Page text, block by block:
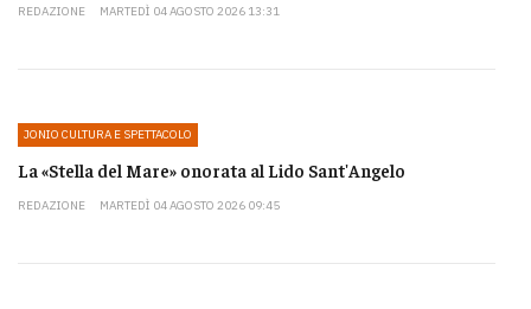
REDAZIONE MARTEDÌ 04 AGOSTO 2026 13:31
JONIO CULTURA E SPETTACOLO
La «Stella del Mare» onorata al Lido Sant'Angelo
REDAZIONE MARTEDÌ 04 AGOSTO 2026 09:45